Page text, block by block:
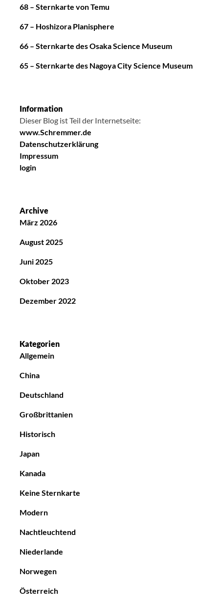
68 – Sternkarte von Temu
67 – Hoshizora Planisphere
66 – Sternkarte des Osaka Science Museum
65 – Sternkarte des Nagoya City Science Museum
Information
Dieser Blog ist Teil der Internetseite:
www.Schremmer.de
Datenschutzerklärung
Impressum
login
Archive
März 2026
August 2025
Juni 2025
Oktober 2023
Dezember 2022
Kategorien
Allgemein
China
Deutschland
Großbrittanien
Historisch
Japan
Kanada
Keine Sternkarte
Modern
Nachtleuchtend
Niederlande
Norwegen
Österreich